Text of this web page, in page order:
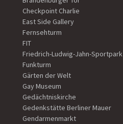
Checkpoint Charlie
East Side Gallery
Fernsehturm
FIT
Friedrich-Ludwig-Jahn-Sportpark
Funkturm
Gärten der Welt
Gay Museum
Gedächtniskirche
Gedenkstätte Berliner Mauer
Gendarmenmarkt